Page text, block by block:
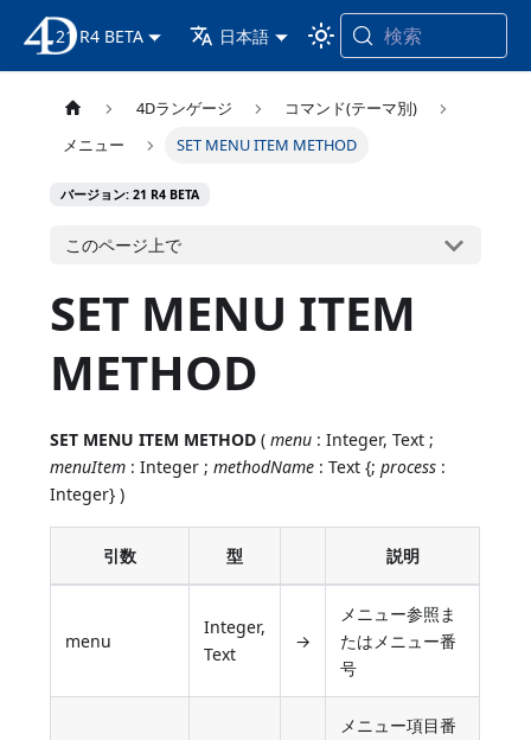
4D ドキュメンテーション
21 R4 BETA 日本語 検索
4Dランゲージ
コマンド(テーマ別)
メニュー
SET MENU ITEM METHOD
バージョン: 21 R4 BETA
このページ上で
SET MENU ITEM
METHOD
SET MENU ITEM METHOD (menu : Integer, Text ;
menuItem : Integer ;methodName : Text {;process :
Integer} )
引数 型 説明
menu
Integer,
Text
→
メニュー参照ま
たはメニュー番
号
メニュー項目番